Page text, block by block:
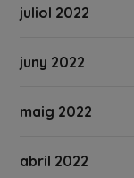
juliol 2022
juny 2022
maig 2022
abril 2022